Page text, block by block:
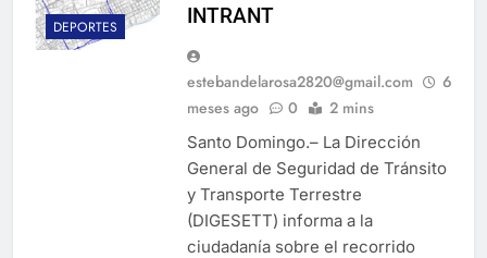
DEPORTES
INTRANT
estebandelarosa2820@gmail.com
6
meses ago
0 2 mins
Santo Domingo.– La Dirección
General de Seguridad de Tránsito
y Transporte Terrestre
(DIGESETT) informa a la
ciudadanía sobre el recorrido